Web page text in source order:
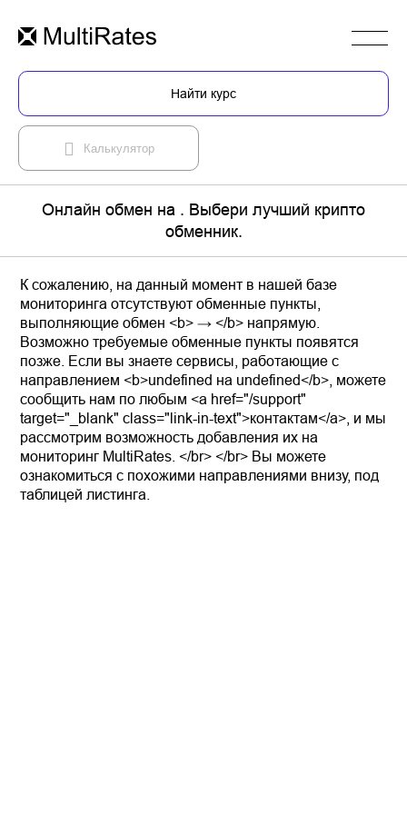
Найти курс
Калькулятор
Онлайн обмен на . Выбери лучший крипто
обменник.
К сожалению, на данный момент в нашей базе
мониторинга отсутствуют обменные пункты,
выполняющие обмен <b> → </b> напрямую.
Возможно требуемые обменные пункты появятся
позже. Если вы знаете сервисы, работающие с
направлением <b>undefined на undefined</b>, можете
сообщить нам по любым <a href="/support"
target="_blank" class="link-in-text">контактам</a>, и мы
рассмотрим возможность добавления их на
мониторинг MultiRates. </br> </br> Вы можете
ознакомиться с похожими направлениями внизу, под
таблицей листинга.